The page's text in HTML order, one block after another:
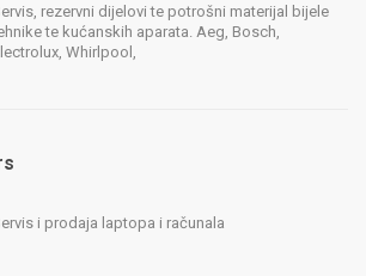
rezervni dijelovi te potrošni materijal bijele
te kućanskih aparata. Aeg, Bosch,
Whirlpool,
i prodaja laptopa i računala